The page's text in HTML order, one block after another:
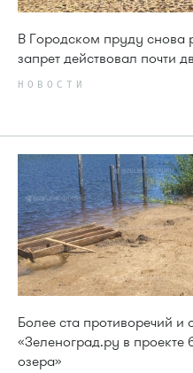
В Городском пруду
запрет действовал почти
НОВОСТИ
Более ста противоречий
«Зеленоград.ру в проекте
озера»